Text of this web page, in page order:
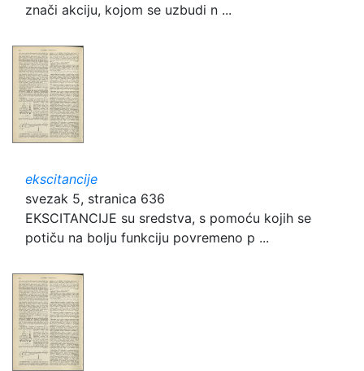
znači akciju, kojom se uzbudi n ...
ekscitancije
svezak 5, stranica 636
EKSCITANCIJE su sredstva, s pomoću kojih se
potiču na bolju funkciju povremeno p ...